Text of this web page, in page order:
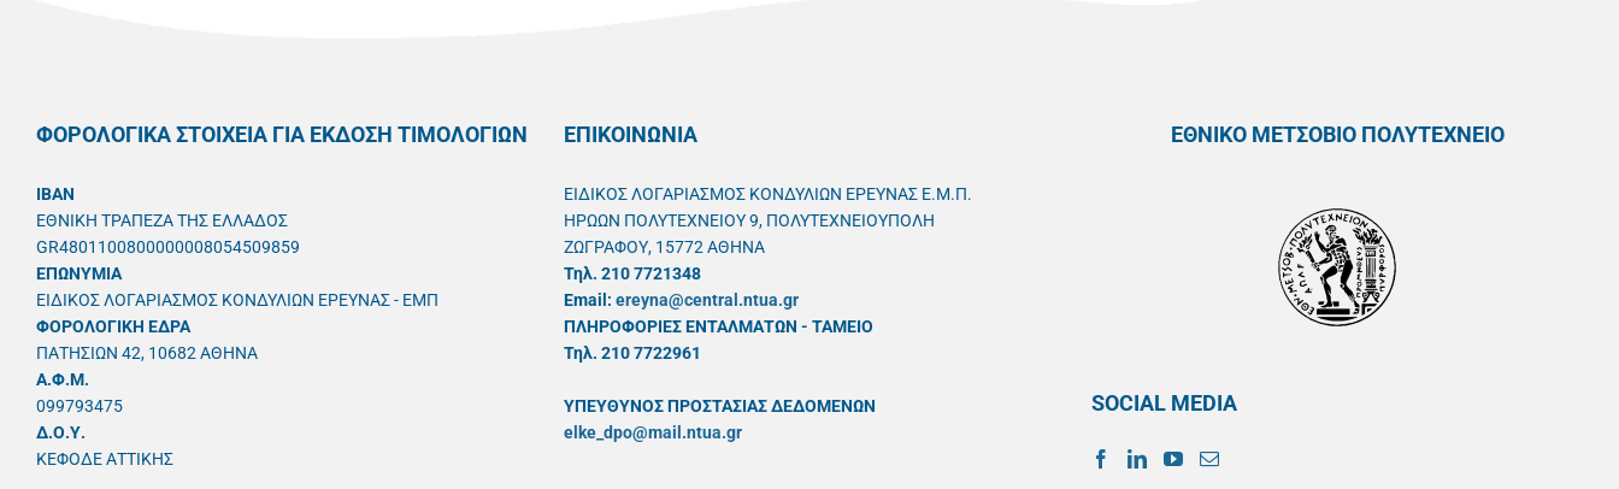
ΦΟΡΟΛΟΓΙΚΑ ΣΤΟΙΧΕΙΑ ΓΙΑ ΕΚΔΟΣΗ ΤΙΜΟΛΟΓΙΩΝ
IBAN
ΕΘΝΙΚΗ ΤΡΑΠΕΖΑ ΤΗΣ ΕΛΛΑΔΟΣ
GR4801100800000008054509859
ΕΠΩΝΥΜΙΑ
ΕΙΔΙΚΟΣ ΛΟΓΑΡΙΑΣΜΟΣ ΚΟΝΔΥΛΙΩΝ ΕΡΕΥΝΑΣ - ΕΜΠ
ΦΟΡΟΛΟΓΙΚΗ ΕΔΡΑ
ΠΑΤΗΣΙΩΝ 42, 10682 ΑΘΗΝΑ
A.Φ.Μ.
099793475
Δ.Ο.Υ.
ΚΕΦΟΔΕ ΑΤΤΙΚΗΣ
ΕΠΙΚΟΙΝΩΝΙΑ
ΕΙΔΙΚΟΣ ΛΟΓΑΡΙΑΣΜΟΣ ΚΟΝΔΥΛΙΩΝ ΕΡΕΥΝΑΣ Ε.Μ.Π.
ΗΡΩΩΝ ΠΟΛΥΤΕΧΝΕΙΟΥ 9, ΠΟΛΥΤΕΧΝΕΙΟΥΠΟΛΗ
ΖΩΓΡΑΦΟΥ, 15772 ΑΘΗΝΑ
Τηλ. 210 7721348
Email: ereyna@central.ntua.gr
ΠΛΗΡΟΦΟΡΙΕΣ ΕΝΤΑΛΜΑΤΩΝ - ΤΑΜΕΙΟ
Τηλ. 210 7722961
ΥΠΕΥΘYΝΟΣ ΠΡΟΣΤΑΣΙΑΣ ΔΕΔΟΜΕΝΩΝ
elke_dpo@mail.ntua.gr
ΕΘΝΙΚΟ ΜΕΤΣΟΒΙΟ ΠΟΛΥΤΕΧΝΕΙΟ
SOCIAL MEDIA